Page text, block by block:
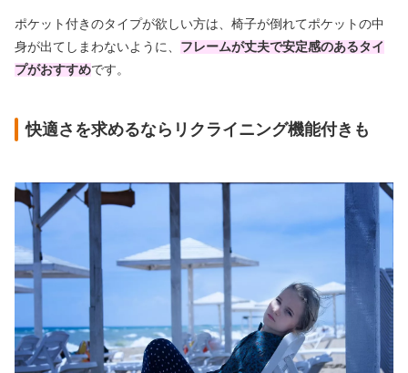
ポケット付きのタイプが欲しい方は、椅子が倒れてポケットの中
身が出てしまわないように、 フレームが丈夫で安定感のあるタイ
プがおすすめです。
快適さを求めるならリクライニング機能付きも